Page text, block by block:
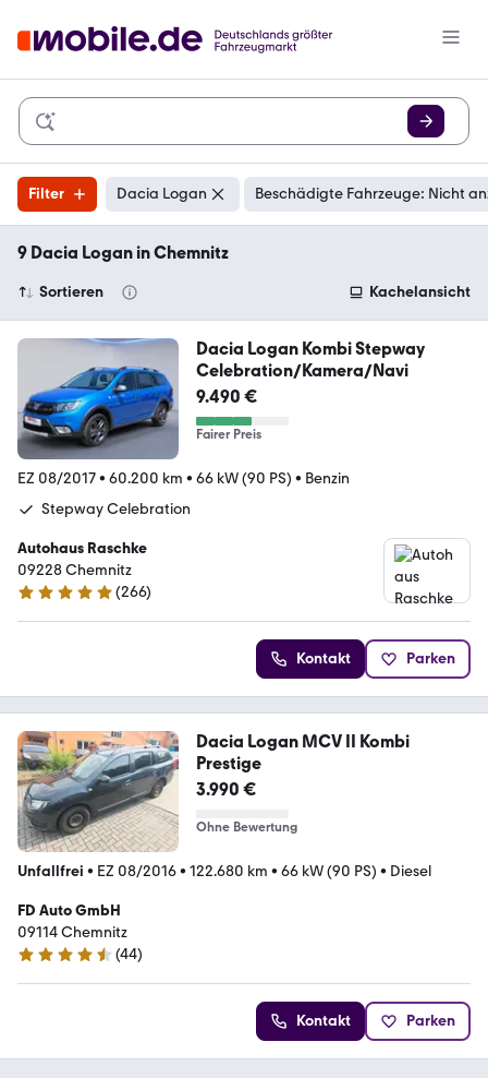
Filter Dacia Logan Beschädigte Fahrzeuge: Nicht
9 Dacia Logan in Chemnitz
Sortieren Kachelansicht
Dacia Logan Kombi Stepway
Celebration/Kamera/Navi
9.490 €
Fairer Preis
EZ 08/2017• 60.200 km • 66 kW (90 PS) • Benzin
Stepway Celebration
Autohaus Raschke
09228 Chemnitz
4.8 Sterne
(266)
Kontakt Parken
Dacia Logan MCV II Kombi
Prestige
3.990 €
Ohne Bewertung
Unfallfrei • EZ 08/2016• 122.680 km • 66 kW (90 PS) • Diesel
FD Auto GmbH
09114 Chemnitz
4.5 Sterne
(44)
Kontakt Parken